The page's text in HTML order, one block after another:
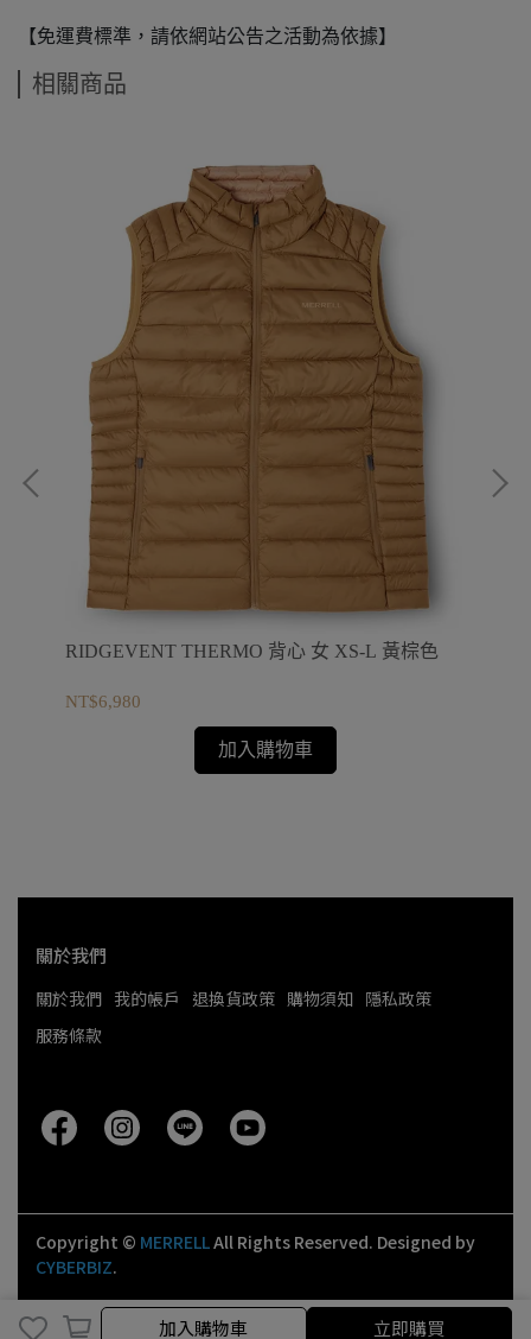
取消 完成
加入購物車 立即購買
【免運費標準，請依網站公告之活動為依據】
相關商品
RIDGEVENT THERMO 背心 女 XS-L 黃棕色
NT$6,980
加入購物車
關於我們
關於我們 我的帳戶 退換貨政策 購物須知 隱私政策
服務條款
Copyright © MERRELLAll Rights Reserved. Designed by
CYBERBIZ.